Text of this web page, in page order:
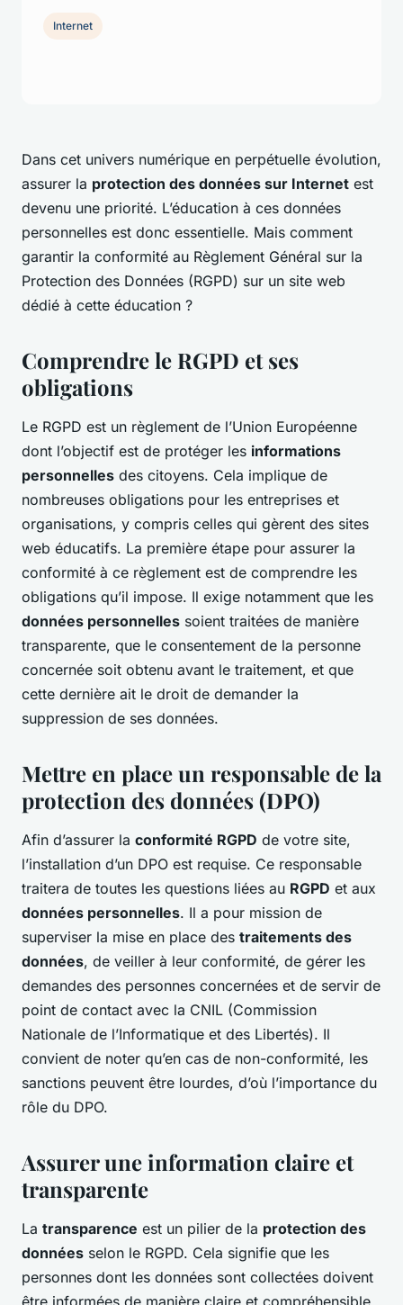
Dans cet univers numérique en perpétuelle évolution,
assurer la protection des données sur Internet est
devenu une priorité. L’éducation à ces données
personnelles est donc essentielle. Mais comment
garantir la conformité au Règlement Général sur la
Protection des Données (RGPD) sur un site web
dédié à cette éducation ?
Comprendre le RGPD et ses
obligations
Le RGPD est un règlement de l’Union Européenne
dont l’objectif est de protéger les informations
personnelles des citoyens. Cela implique de
nombreuses obligations pour les entreprises et
organisations, y compris celles qui gèrent des sites
web éducatifs. La première étape pour assurer la
conformité à ce règlement est de comprendre les
obligations qu’il impose. Il exige notamment que les
données personnelles soient traitées de manière
transparente, que le consentement de la personne
concernée soit obtenu avant le traitement, et que
cette dernière ait le droit de demander la
suppression de ses données.
Mettre en place un responsable de la
protection des données (DPO)
Afin d’assurer la conformité RGPD de votre site,
l’installation d’un DPO est requise. Ce responsable
traitera de toutes les questions liées au RGPD et aux
données personnelles. Il a pour mission de
superviser la mise en place des traitements des
données, de veiller à leur conformité, de gérer les
demandes des personnes concernées et de servir de
point de contact avec la CNIL (Commission
Nationale de l’Informatique et des Libertés). Il
convient de noter qu’en cas de non-conformité, les
sanctions peuvent être lourdes, d’où l’importance du
rôle du DPO.
Assurer une information claire et
transparente
La transparence est un pilier de la protection des
données selon le RGPD. Cela signifie que les
personnes dont les données sont collectées doivent
être informées de manière claire et compréhensible
Internet